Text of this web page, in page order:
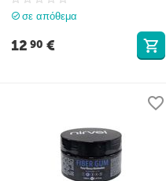
σε απόθεμα
12 90 €